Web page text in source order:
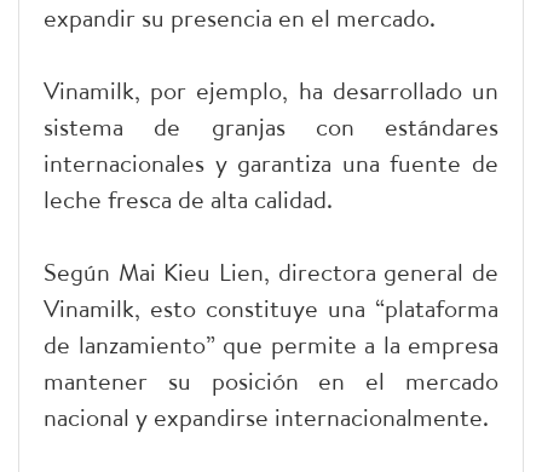
expandir su presencia en el mercado.
Vinamilk, por ejemplo, ha desarrollado un
sistema de granjas con estándares
internacionales y garantiza una fuente de
leche fresca de alta calidad.
Según Mai Kieu Lien, directora general de
Vinamilk, esto constituye una “plataforma
de lanzamiento” que permite a la empresa
mantener su posición en el mercado
nacional y expandirse internacionalmente.